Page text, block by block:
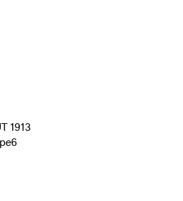
1913